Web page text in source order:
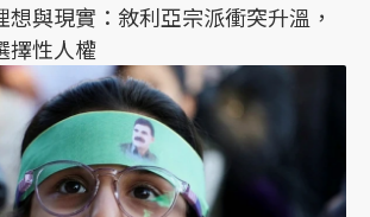
想與現實：敘利亞宗派衝突升溫，
擇性人權